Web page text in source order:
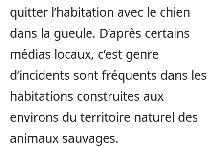
quitter l’habitation avec le chien
dans la gueule. D’après certains
médias locaux, c’est genre
d’incidents sont fréquents dans les
habitations construites aux
environs du territoire naturel des
animaux sauvages.